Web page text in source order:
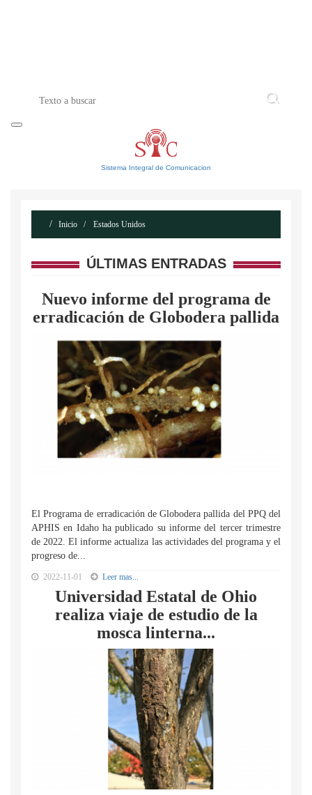
Sistema Integral de Comunicacion
Inicio Estados Unidos
ÚLTIMAS ENTRADAS
Nuevo informe del programa de
erradicación de Globodera pallida
El Programa de erradicación de Globodera pallida del PPQ del
APHIS en Idaho ha publicado su informe del tercer trimestre
de 2022. El informe actualiza las actividades del programa y el
progreso de...
2022-11-01 Leer mas...
Universidad Estatal de Ohio
realiza viaje de estudio de la
mosca linterna...